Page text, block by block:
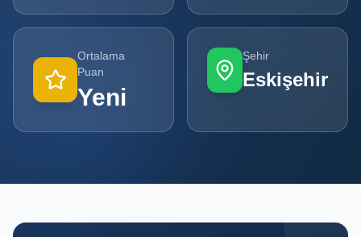
Kampanyalar
POPÜLER
KATEGORILER
Ortalama
Puan
Yeni
Şehir
Eskişehir